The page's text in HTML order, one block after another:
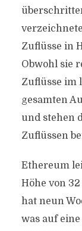
Zuflüsse in
Obwohl sie
Zuflüsse im
gesamten
und stehen
Zuflüssen
Ethereum
Höhe von
hat neun
was auf